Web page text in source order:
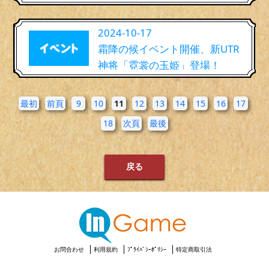
2024-10-17
霜降の候イベント開催、新UTR
神将「霓裳の玉姫」登場！
最初 前頁 9 10 11 12 13 14 15 16
17
18
次頁 最後
戻る
お問合わせ 利用規約 ﾌﾟﾗｲﾊﾞｼｰﾎﾟﾘｼｰ 特定商取引法